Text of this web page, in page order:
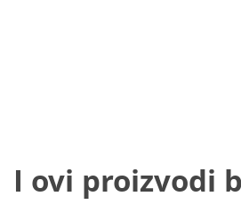
I ovi proizvodi